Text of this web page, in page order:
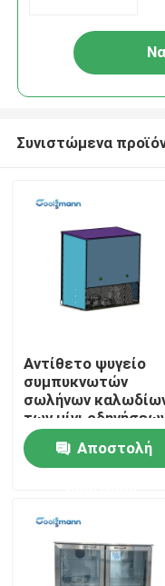
Σπίτι
Προϊόντα
Βίντεο
Συνιστώμενα
Αντίθετο ψυγείο
συμπυκνωτών
σωλήνων
των μίνι
Backbar πιό
δροσερών
εσωτερικών
Αποστολή